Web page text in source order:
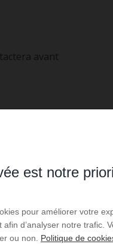
avant
est notre
pour améliorer votre
d’analyser notre trafic.
ou non. Politique de